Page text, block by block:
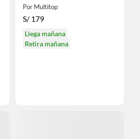
Por Multitop
S/ 179
Llega mañana
Retira mañana